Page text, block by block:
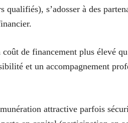
qualifiés), s’adosser à des
de financement plus élevé
et un accompagnement
attractive parfois